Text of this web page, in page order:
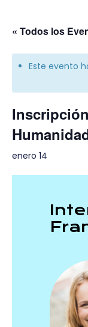
« Todos los
Este evento
enero 14